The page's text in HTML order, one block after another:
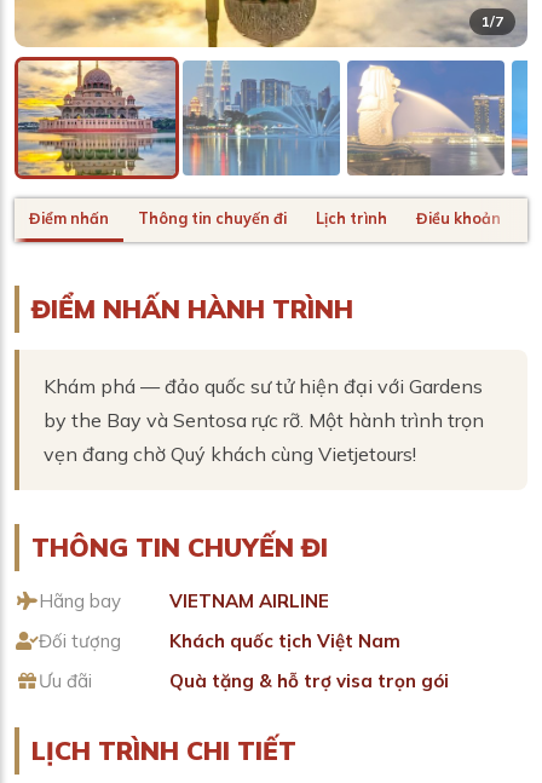
1/7
Điểm nhấn Thông tin chuyến đi Lịch trình Điều khoản
ĐIỂM NHẤN HÀNH TRÌNH
Khám phá — đảo quốc sư tử hiện đại với Gardens
by the Bay và Sentosa rực rỡ. Một hành trình trọn
vẹn đang chờ Quý khách cùng Vietjetours!
THÔNG TIN CHUYẾN ĐI
Hãng bay
VIETNAM AIRLINE
Đối tượng
Khách quốc tịch Việt Nam
Ưu đãi
Quà tặng & hỗ trợ visa trọn gói
LỊCH TRÌNH CHI TIẾT